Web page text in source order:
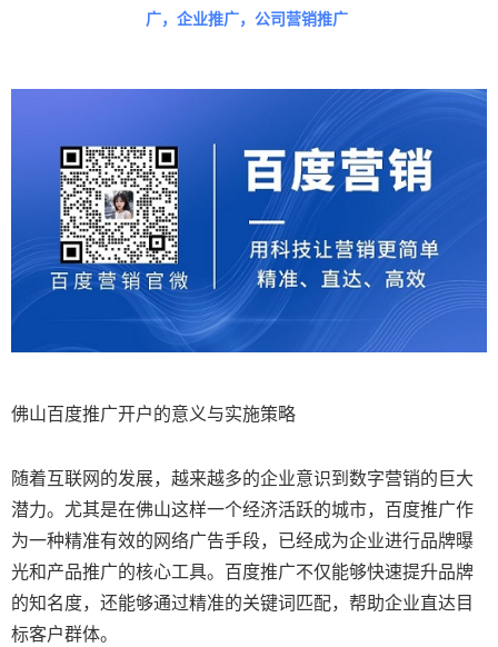
广，企业推广，公司营销推广
佛山百度推广开户的意义与实施策略
随着互联网的发展，越来越多的企业意识到数字营销的巨大
潜力。尤其是在佛山这样一个经济活跃的城市，百度推广作
为一种精准有效的网络广告手段，已经成为企业进行品牌曝
光和产品推广的核心工具。百度推广不仅能够快速提升品牌
的知名度，还能够通过精准的关键词匹配，帮助企业直达目
标客户群体。